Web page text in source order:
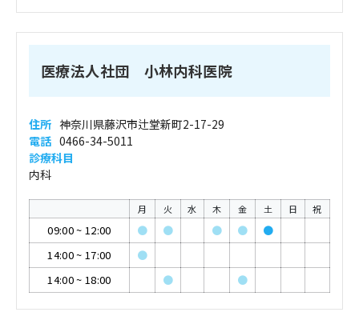
医療法人社団 小林内科医院
住所 神奈川県藤沢市辻堂新町2-17-29
電話 0466-34-5011
診療科目
内科
月 火 水 木 金 土 日 祝
09:00~ 12:00 ● ● ● ●
●
14:00~ 17:00
●
14:00~ 18:00 ● ●